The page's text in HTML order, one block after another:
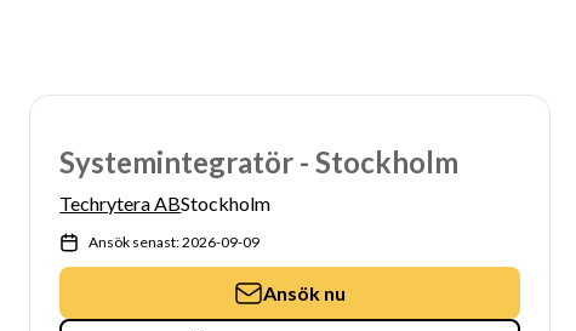
Systemintegratör - Stockholm
Techrytera ABStockholm
Ansök senast: 2026-09-09
Ansök nu